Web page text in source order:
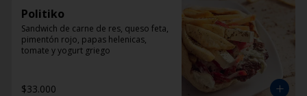
Politiko
Sandwich de carne de res, queso feta,
pimentón rojo, papas helenicas,
tomate y yogurt griego
$33.000